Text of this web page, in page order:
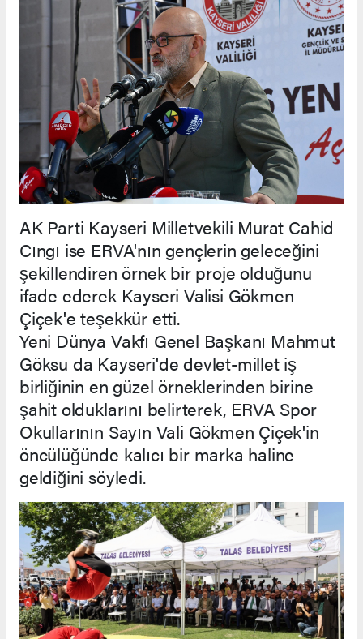
AK Parti Kayseri Milletvekili Murat Cahid
Cıngı ise ERVA'nın gençlerin geleceğini
şekillendiren örnek bir proje olduğunu
ifade ederek Kayseri Valisi Gökmen
Çiçek'e teşekkür etti.
Yeni Dünya Vakfı Genel Başkanı Mahmut
Göksu da Kayseri'de devlet-millet iş
birliğinin en güzel örneklerinden birine
şahit olduklarını belirterek, ERVA Spor
Okullarının Sayın Vali Gökmen Çiçek'in
öncülüğünde kalıcı bir marka haline
geldiğini söyledi.